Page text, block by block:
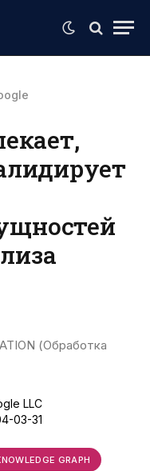
(Обработка
LLC
03-31
GRAPH